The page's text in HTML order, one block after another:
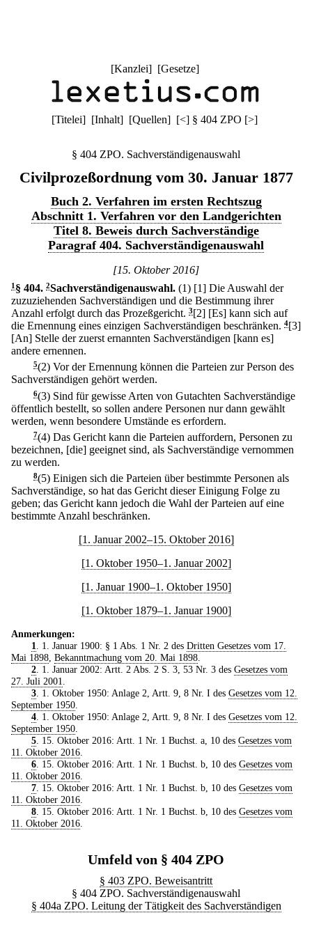
[Kanzlei] [Gesetze]
[Titelei] [Inhalt] [Quellen] [<] § 404 ZPO [>]
§ 404 ZPO. Sachverständigenauswahl
Civilprozeßordnung vom 30. Januar 1877
Buch 2. Verfahren im ersten Rechtszug
Abschnitt 1. Verfahren vor den Landgerichten
Titel 8. Beweis durch Sachverständige
Paragraf 404. Sachverständigenauswahl
[15. Oktober 2016]
1 § 404. 2Sachverständigenauswahl. (1) [1] Die Auswahl der
zuzuziehenden Sachverständigen und die Bestimmung ihrer
Anzahl erfolgt durch das Prozeßgericht. 3[2] [Es] kann sich auf
die Ernennung eines einzigen Sachverständigen beschränken. 4[3]
[An] Stelle der zuerst ernannten Sachverständigen [kann es]
andere ernennen.
5(2) Vor der Ernennung können die Parteien zur Person des
Sachverständigen gehört werden.
6(3) Sind für gewisse Arten von Gutachten Sachverständige
öffentlich bestellt, so sollen andere Personen nur dann gewählt
werden, wenn besondere Umstände es erfordern.
7(4) Das Gericht kann die Parteien auffordern, Personen zu
bezeichnen, [die] geeignet sind, als Sachverständige vernommen
zu werden.
8(5) Einigen sich die Parteien über bestimmte Personen als
Sachverständige, so hat das Gericht dieser Einigung Folge zu
geben; das Gericht kann jedoch die Wahl der Parteien auf eine
bestimmte Anzahl beschränken.
[1. Januar 2002–15. Oktober 2016]
[1. Oktober 1950–1. Januar 2002]
[1. Januar 1900–1. Oktober 1950]
[1. Oktober 1879–1. Januar 1900]
Anmerkungen:
1
. 1. Januar 1900: § 1 Abs. 1 Nr. 2 des Dritten Gesetzes vom 17.
Mai 1898 Bekanntmachung vom 20. Mai 1898
2. 1. Januar 2002: Artt. 2 Abs. 2 S. 3, 53 Nr. 3 des Gesetzes vom
27. Juli 2001
3. 1. Oktober 1950: Anlage 2, Artt. 9, 8 Nr. I des Gesetzes vom 12.
September 1950
4. 1. Oktober 1950: Anlage 2, Artt. 9, 8 Nr. I des Gesetzes vom 12.
September 1950
5. 15. Oktober 2016: Artt. 1 Nr. 1 Buchst. a, 10 des Gesetzes vom
11. Oktober 2016
6. 15. Oktober 2016: Artt. 1 Nr. 1 Buchst. b, 10 des Gesetzes vom
11. Oktober 2016
7. 15. Oktober 2016: Artt. 1 Nr. 1 Buchst. b, 10 des Gesetzes vom
11. Oktober 2016
8. 15. Oktober 2016: Artt. 1 Nr. 1 Buchst. b, 10 des Gesetzes vom
11. Oktober 2016
Umfeld von § 404 ZPO
§ 403 ZPO. Beweisantritt
§ 404 ZPO. Sachverständigenauswahl
§ 404a ZPO. Leitung der Tätigkeit des Sachverständigen